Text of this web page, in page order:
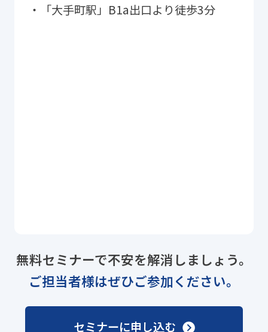
・「大手町駅」B1a出口より徒歩3分
無料セミナーで不安を解消しましょう。
ご担当者様はぜひご参加ください。
セミナーに申し込む